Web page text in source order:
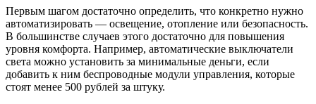
Первым шагом достаточно определить, что конкретно нужно
автоматизировать — освещение, отопление или безопасность.
В большинстве случаев этого достаточно для повышения
уровня комфорта. Например, автоматические выключатели
света можно установить за минимальные деньги, если
добавить к ним беспроводные модули управления, которые
стоят менее 500 рублей за штуку.